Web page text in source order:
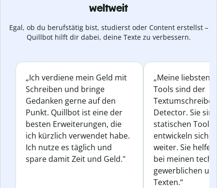
weltweit
Egal, ob du berufstätig bist, studierst oder Content erstellst –
Quillbot hilft dir dabei, deine Texte zu verbessern.
„Ich verdiene mein Geld mit
Schreiben und bringe
Gedanken gerne auf den
Punkt. Quillbot ist eine der
besten Erweiterungen, die
ich kürzlich verwendet habe.
Ich nutze es täglich und
spare damit Zeit und Geld."
„Meine liebsten
Tools sind der
Detector. Sie
statischen
entwickeln sich
weiter. Sie
bei meinen
gewerblichen
Texten.“